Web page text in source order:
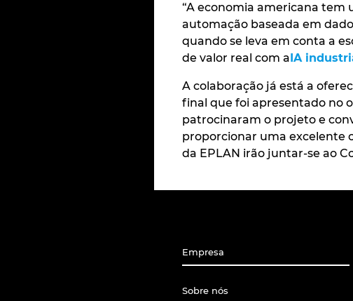
“A economia americana tem
automação baseada em
quando se leva em conta a
de valor real com aIA
A colaboração já está a
final que foi apresentado no
patrocinaram o projeto e
proporcionar uma excelente
da EPLAN irão juntar-se ao
Empresa
Sobre nós